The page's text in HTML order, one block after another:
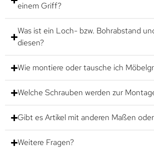
einem Griff?
Was ist ein Loch- bzw. Bohrabstand
diesen?
Wie montiere oder tausche ich
Welche Schrauben werden zur
Gibt es Artikel mit anderen Maßen
Weitere Fragen?